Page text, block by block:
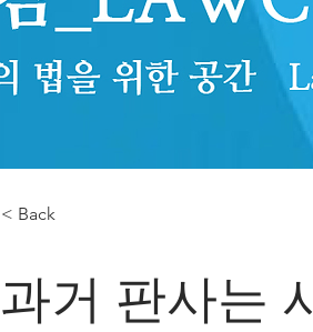
< Back
과거 판사는